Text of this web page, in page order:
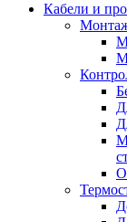
Кабели и